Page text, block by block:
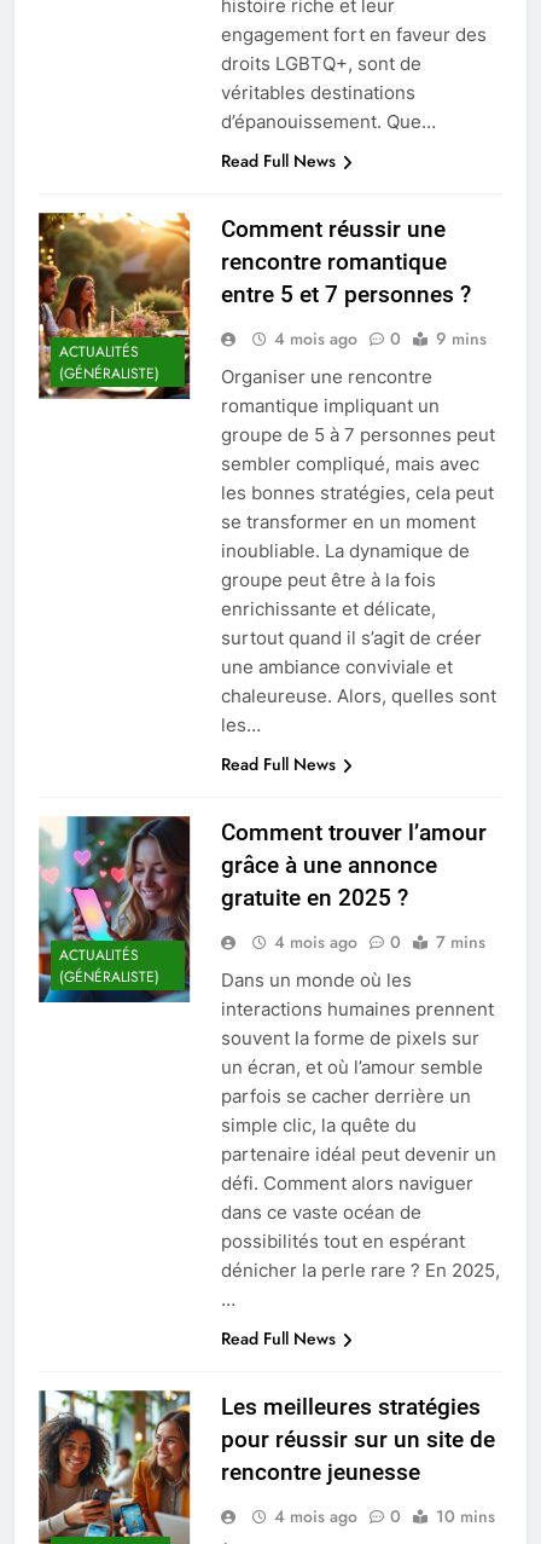
histoire riche et leur
engagement fort en faveur des
droits LGBTQ+, sont de
véritables destinations
d’épanouissement. Que…
Read Full News
ACTUALITÉS
(GÉNÉRALISTE)
Comment réussir une
rencontre romantique
entre 5 et 7 personnes ?
4 mois ago 0 9 mins
Organiser une rencontre
romantique impliquant un
groupe de 5 à 7 personnes peut
sembler compliqué, mais avec
les bonnes stratégies, cela peut
se transformer en un moment
inoubliable. La dynamique de
groupe peut être à la fois
enrichissante et délicate,
surtout quand il s’agit de créer
une ambiance conviviale et
chaleureuse. Alors, quelles sont
les…
Read Full News
ACTUALITÉS
(GÉNÉRALISTE)
Comment trouver l’amour
grâce à une annonce
gratuite en 2025 ?
4 mois ago 0 7 mins
Dans un monde où les
interactions humaines prennent
souvent la forme de pixels sur
un écran, et où l’amour semble
parfois se cacher derrière un
simple clic, la quête du
partenaire idéal peut devenir un
défi. Comment alors naviguer
dans ce vaste océan de
possibilités tout en espérant
dénicher la perle rare ? En 2025,
…
Read Full News
Les meilleures stratégies
pour réussir sur un site de
rencontre jeunesse
4 mois ago 0 10 mins